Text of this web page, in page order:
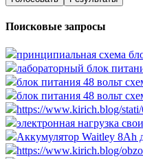
Поисковые запросы
принципиальная схема
лабораторный блок
блок питания 48 вольт
блок питания 48 вольт
https://www.kirich.blog/
электронная нагрузка
Аккумулятор Waitley 8Ah
https://www.kirich.blog/